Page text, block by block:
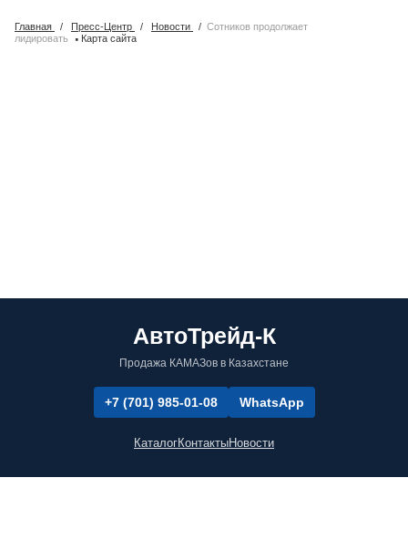
Главная / Пресс-Центр / Новости / Сотников продолжает
лидировать ·Карта сайта
АвтоТрейд-К
Продажа КАМАЗов в Казахстане
+7 (701) 985-01-08 WhatsApp
КаталогКонтактыНовости